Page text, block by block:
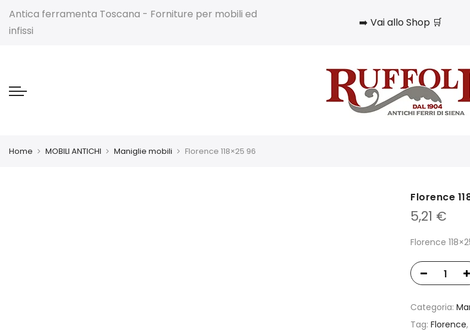
Antica ferramenta Toscana - Forniture per mobili ed
infissi
➡️ Vai allo Shop 🛒
Home MOBILI ANTICHI Maniglie mobili Florence 118×25 96
Florence
5,21 €
Florence
Categoria:
Tag: Florence,